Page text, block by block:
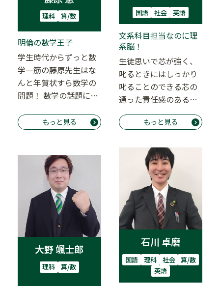
理科 算/数
明倫の数学王子
学生時代からずっと数
学一筋の藤原先生はな
んと年賀状すら数学の
問題！ 数学の話題にな
なります。 「この…
もっと見る
国語 社会 英語
文系科目担当なのに理
系脳！
生徒思いで芯が強く、
叱るときにはしっかり
叱ることのできる芯の
通った責任感のある先
生。 担当科目は文系な
のに生徒指導や面談…
もっと見る
大野 颯士郎
理科 算/数
石川 卓磨
国語 理科 社会
算/数
英語